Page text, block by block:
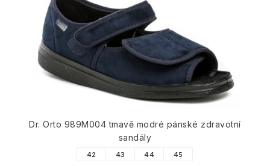
Dr. Orto 989M004 tmavě modré pánské zdravotní
sandály
42 43 44 45